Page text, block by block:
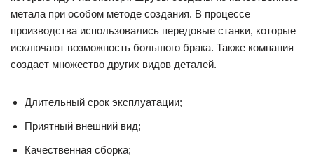
метала при особом методе создания. В процессе
производства использовались передовые станки, которые
исключают возможность большого брака. Также компания
создает множество других видов деталей.
Длительный срок эксплуатации;
Приятный внешний вид;
Качественная сборка;